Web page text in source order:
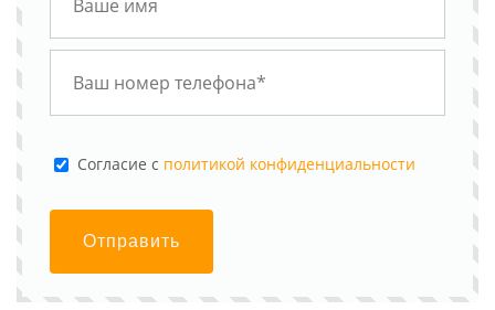
Cогласие с политикой конфиденциальности
Отправить